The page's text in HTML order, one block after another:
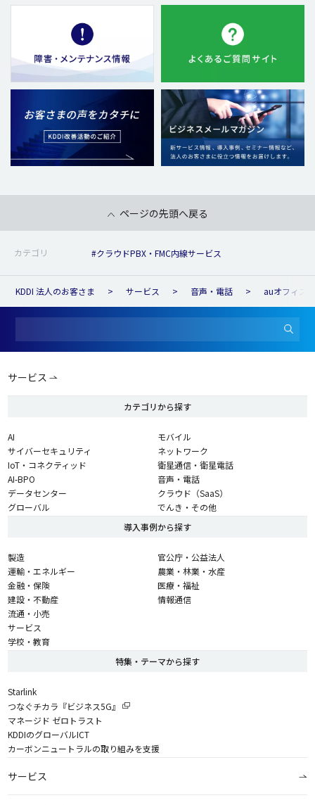
ページの先頭へ戻る
カテゴリ #クラウドPBX・FMC内線サービス
KDDI 法人のお客さま サービス 音声・電話 auオフィス
サービス
カテゴリから探す
AI
サイバーセキュリティ
IoT・コネクティッド
AI-BPO
データセンター
グローバル
モバイル
ネットワーク
衛星通信・衛星電話
音声・電話
クラウド（SaaS）
でんき・その他
導入事例から探す
製造
運輸・エネルギー
金融・保険
建設・不動産
流通・小売
サービス
学校・教育
官公庁・公益法人
農業・林業・水産
医療・福祉
情報通信
特集・テーマから探す
Starlink
つなぐチカラ『ビジネス5G』
マネージド ゼロトラスト
KDDIのグローバルICT
カーボンニュートラルの取り組みを支援
サービス